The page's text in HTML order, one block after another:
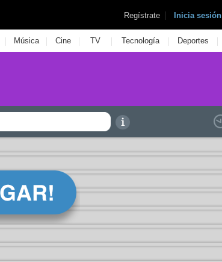
Regístrate | Inicia sesión
| Música | Cine | TV | Tecnología | Deportes |